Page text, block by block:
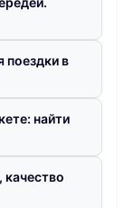
поездки в
найти
качество